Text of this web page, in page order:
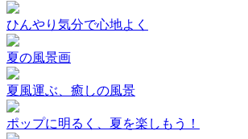
ひんやり気分で心地よく
夏の風景画
夏風運ぶ、癒しの風景
ポップに明るく、夏を楽しもう！